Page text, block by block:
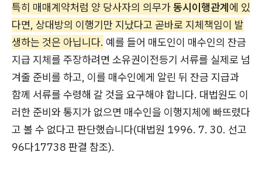
특히 매매계약처럼 양 당사자의 의무가동시이행관계에 있
다면, 상대방의 이행기만 지났다고 곧바로 지체책임이 발
생하는 것은 아닙니다. 예를 들어 매도인이 매수인의 잔금
지급 지체를 주장하려면 소유권이전등기 서류를 실제로 넘
겨줄 준비를 하고, 이를 매수인에게 알린 뒤 잔금 지급과
함께 서류를 수령해 갈 것을 요구해야 합니다. 대법원도 이
러한 준비와 통지가 없으면 매수인을 이행지체에 빠뜨렸다
고 볼 수 없다고 판단했습니다(대법원 1996. 7. 30. 선고
96다17738 판결 참조).